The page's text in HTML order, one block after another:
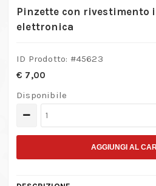
Pinzette con rivestimento
elettronica
ID Prodotto: #45623
€ 7,00
Disponibile
Pinzette
in
AGGIUNGI AL